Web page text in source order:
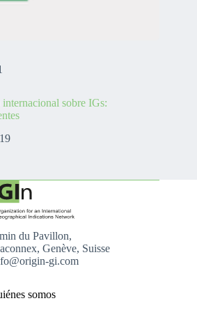
sobre IGs:
du Pavillon,
Genève, Suisse
gi.com
somos